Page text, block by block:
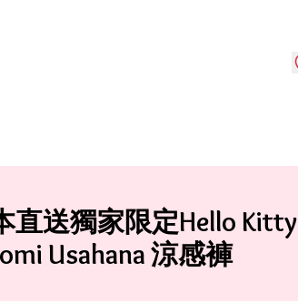
直送獨家限定Hello Kitty
Usahana 涼感褲